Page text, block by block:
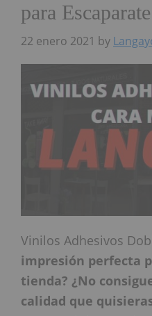
para
22 enero 2021 by
Vinilos Adhesivos
impresión perfecta
tienda? ¿No
calidad que